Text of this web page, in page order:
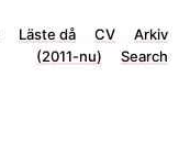
Läste då CV
Arkiv
(2011-nu)
Search